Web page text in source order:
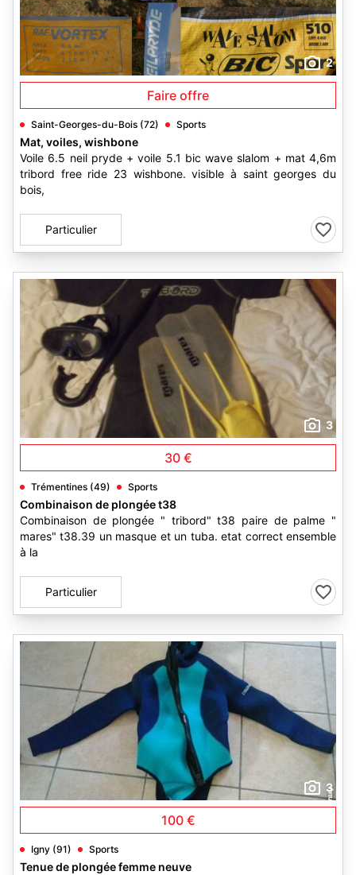
2
Faire offre
Saint-Georges-du-Bois (72) Sports
Mat, voiles, wishbone
Voile 6.5 neil pryde + voile 5.1 bic wave slalom + mat 4,6m
tribord free ride 23 wishbone. visible à saint georges du
bois,
Particulier
3
30 €
Trémentines (49) Sports
Combinaison de plongée t38
Combinaison de plongée " tribord" t38 paire de palme "
mares" t38.39 un masque et un tuba. etat correct ensemble
à la
Particulier
3
100 €
Igny (91) Sports
Tenue de plongée femme neuve